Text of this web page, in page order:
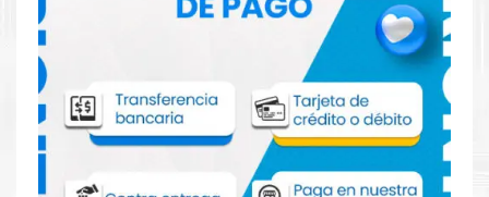
Comprar Tinta Canon PFI-320C Cian para
impresora TM-200 TM-205 TM-300 TM-
305